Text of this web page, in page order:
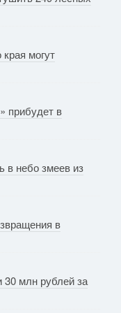
могут
прибудет в
в небо змеев из
в
30 млн рублей за